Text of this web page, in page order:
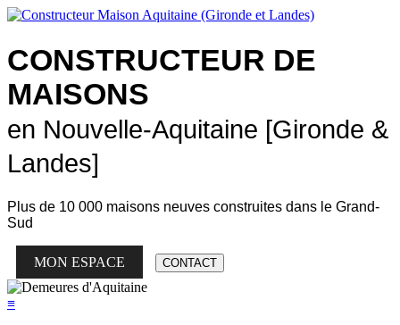
CONSTRUCTEUR DE
MAISONS
en Nouvelle-Aquitaine [Gironde &
Landes]
Plus de 10 000 maisons neuves construites dans le Grand-
Sud
MON ESPACE CONTACT
≡